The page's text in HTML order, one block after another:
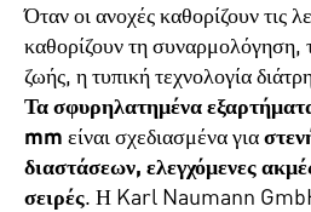
Όταν οι ανοχές καθορίζουν τις
καθορίζουν τη συναρμολόγηση,
ζωής, η τυπική τεχνολογία
Τα σφυρηλατημένα
mm είναι σχεδιασμένα για
διαστάσεων, ελεγχόμενες
σειρές. Η Karl Naumann